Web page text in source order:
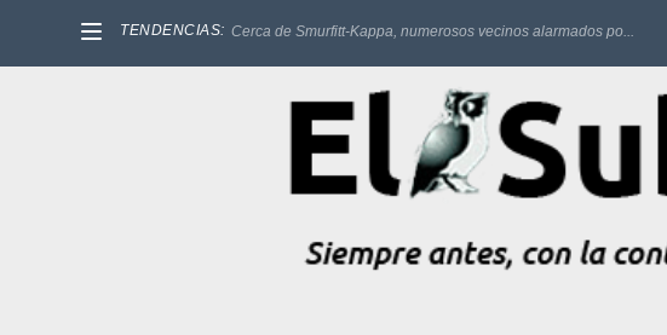
TENDENCIAS: Cerca de Smurfitt-Kappa, numerosos vecinos alarmados po...